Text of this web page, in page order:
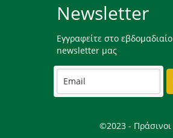
Newsletter
Εγγραφείτε στο εβδομαδιαίο
newsletter μας
©2023 - Πράσινοι